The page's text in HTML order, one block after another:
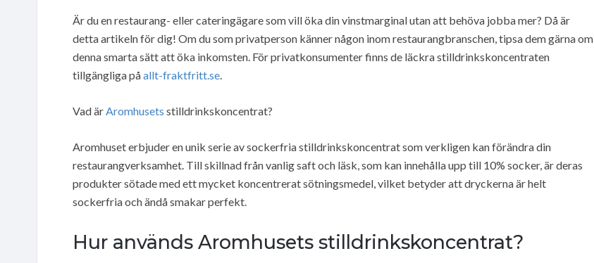
Är du en restaurang- eller cateringägare som vill öka din vinstmarginal utan att behöva jobba mer? Då är
detta artikeln för dig! Om du som privatperson känner någon inom restaurangbranschen, tipsa dem gärna om
denna smarta sätt att öka inkomsten. För privatkonsumenter finns de läckra stilldrinkskoncentraten
tillgängliga påallt-fraktfritt.se.
Vad ärAromhusets stilldrinkskoncentrat?
Aromhuset erbjuder en unik serie av sockerfria stilldrinkskoncentrat som verkligen kan förändra din
restaurangverksamhet. Till skillnad från vanlig saft och läsk, som kan innehålla upp till 10% socker, är deras
produkter sötade med ett mycket koncentrerat sötningsmedel, vilket betyder att dryckerna är helt
sockerfria och ändå smakar perfekt.
Hur används Aromhusets stilldrinkskoncentrat?